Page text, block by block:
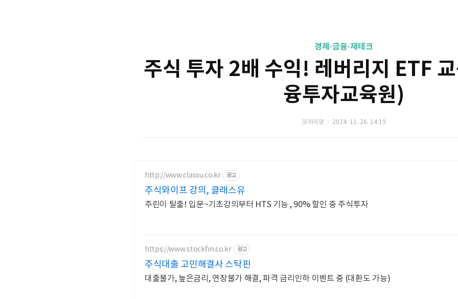
경제·금융·재테크
주식 투자 2배 수익! 레버리지 ETF
융투자교육원)
코끼리양 2024. 11. 26. 14:19
http://www.classu.co.kr 광고
주식와이프 강의, 클래스유
주린이 탈출! 입문~기초강의부터 HTS 기능 , 90% 할인 중 주식투자
https://www.stockfin.co.kr 광고
주식대출 고민해결사 스탁핀
대출불가, 높은금리, 연장불가 해결, 파격 금리인하 이벤트 중 (대환도 가능)